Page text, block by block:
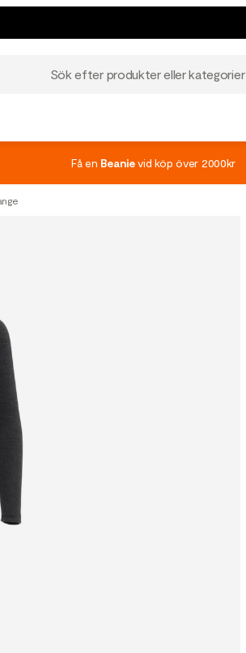
Sök efter produkter eller kategorier
Få en Beanievid köp över 2000kr